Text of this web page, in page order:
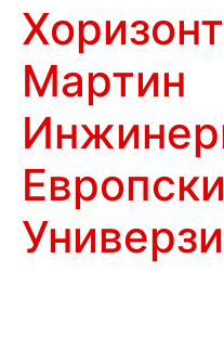
Мартин
Европски